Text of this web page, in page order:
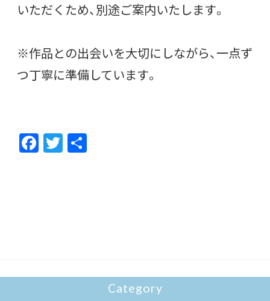
いただくため、別途ご案内いたします。
※作品との出会いを大切にしながら、一点ず
つ丁寧に準備しています。
F
ac
T
w
Category